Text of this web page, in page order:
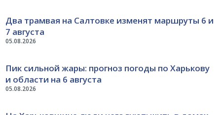
05.08.2026
Два трамвая на Салтовке изменят маршруты 6 и
7 августа
05.08.2026
Пик сильной жары: прогноз погоды по Харькову
и области на 6 августа